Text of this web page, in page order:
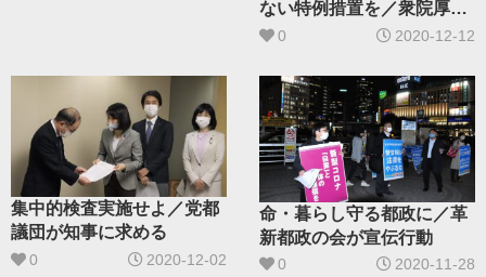
ない特例措置を／衆院厚労
委で宮本徹議員が求める
0 2020-12-12
集中的検査実施せよ／党都
議団が知事に求める
0 2020-12-02
命・暮らし守る都政に／革
新都政の会が宣伝行動
0 2020-11-28